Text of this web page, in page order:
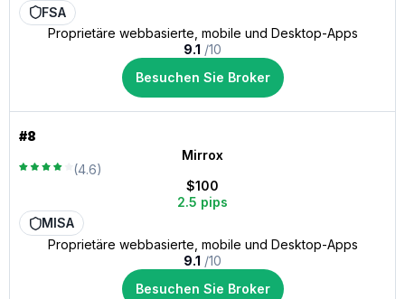
FSA
Proprietäre webbasierte, mobile und Desktop-Apps
9.1 /10
Besuchen Sie Broker
#8
Mirrox
(4.6)
$100
2.5 pips
MISA
Proprietäre webbasierte, mobile und Desktop-Apps
9.1 /10
Besuchen Sie Broker